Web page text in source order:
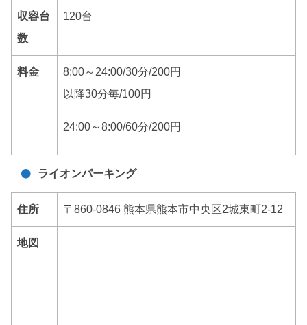
収容台
数
120台
料金
8:00～24:00/30分/200円
以降30分毎/100円
24:00～8:00/60分/200円
ライオンパーキング
住所 〒860-0846 熊本県熊本市中央区2城東町2-12
地図